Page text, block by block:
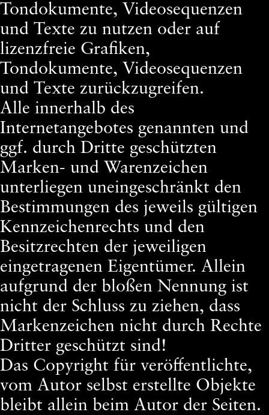
Tondokumente, Videosequenzen
und Texte zu nutzen oder auf
lizenzfreie Grafiken,
Tondokumente, Videosequenzen
und Texte zurückzugreifen.
Alle innerhalb des
Internetangebotes genannten und
ggf. durch Dritte geschützten
Marken- und Warenzeichen
unterliegen uneingeschränkt den
Bestimmungen des jeweils gültigen
Kennzeichenrechts und den
Besitzrechten der jeweiligen
eingetragenen Eigentümer. Allein
aufgrund der bloßen Nennung ist
nicht der Schluss zu ziehen, dass
Markenzeichen nicht durch Rechte
Dritter geschützt sind!
Das Copyright für veröffentlichte,
vom Autor selbst erstellte Objekte
bleibt allein beim Autor der Seiten.